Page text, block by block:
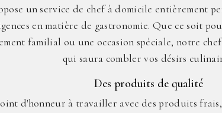
un service de chef à domicile entièrement
en matière de gastronomie. Que ce soit
familial ou une occasion spéciale, notre
qui saura combler vos désirs
Des produits de qualité
d'honneur à travailler avec des produits